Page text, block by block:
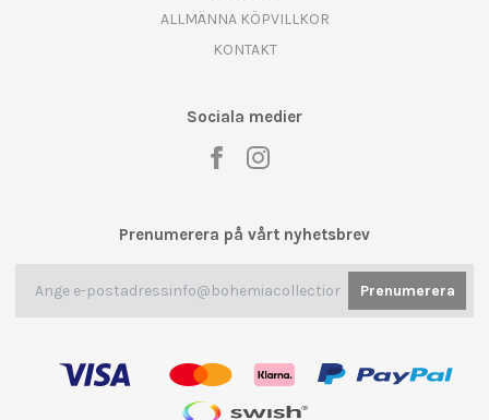
ALLMÄNNA KÖPVILLKOR
KONTAKT
Sociala medier
Prenumerera på vårt nyhetsbrev
Prenumerera